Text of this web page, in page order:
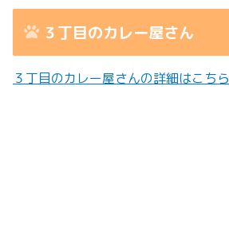
３丁目のカレー屋さん
３丁目のカレー屋さんの詳細はこちら